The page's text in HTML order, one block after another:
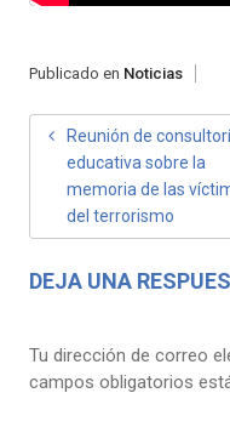
Publicado en Noticias
NAVEGACIÓN
ENTRADAS
Reunión de
educativa sobre la
memoria de las
del terrorismo
DEJA UNA
Tu dirección de correo
campos obligatorios